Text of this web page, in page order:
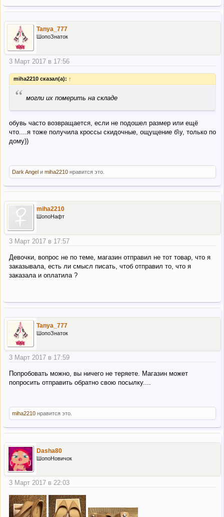
Tanya_777
ШопоЗнаток
3 Март 2017 в 17:56
miha2210 сказал(а): ↑
“ могли их померить на складе
обувь часто возвращается, если не подошел размер или ещё
что....я тоже получила кроссы скидочные, ощущение б\у, только по
дому))
Dark Angel и miha2210 нравится это.
miha2210
ШопоНафт
3 Март 2017 в 17:57
Девочки, вопрос не по теме, магазин отправил не тот товар, что я
заказывала, есть ли смысл писать, чтоб отправил то, что я
заказала и оплатила ?
Tanya_777
ШопоЗнаток
3 Март 2017 в 17:59
Попробовать можно, вы ничего не теряете. Магазин может
попросить отправить обратно свою посылку....
miha2210 нравится это.
Dasha80
ШопоНовичок
3 Март 2017 в 22:03